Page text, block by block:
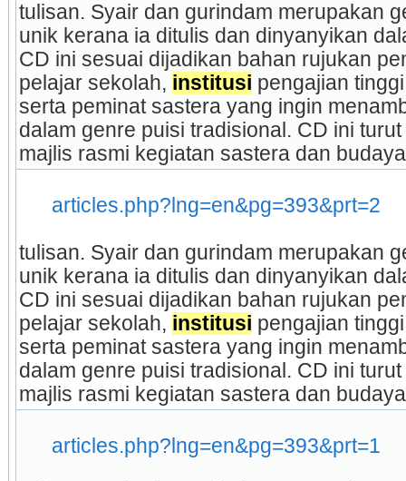
tulisan. Syair dan gurindam merupakan
unik kerana ia ditulis dan dinyanyikan
CD ini sesuai dijadikan bahan rujukan
pelajar sekolah, institusi pengajian
serta peminat sastera yang ingin
dalam genre puisi tradisional. CD ini
majlis rasmi kegiatan sastera dan
articles.php?lng=en&pg=393&prt=2
tulisan. Syair dan gurindam merupakan
unik kerana ia ditulis dan dinyanyikan
CD ini sesuai dijadikan bahan rujukan
pelajar sekolah, institusi pengajian
serta peminat sastera yang ingin
dalam genre puisi tradisional. CD ini
majlis rasmi kegiatan sastera dan
articles.php?lng=en&pg=393&prt=1